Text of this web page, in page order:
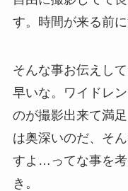
す。時間が来る前
そんな事お伝えし
早いな。ワイドレ
のが撮影出来て満
は奥深いのだ、そ
すよ…ってな事を
き。